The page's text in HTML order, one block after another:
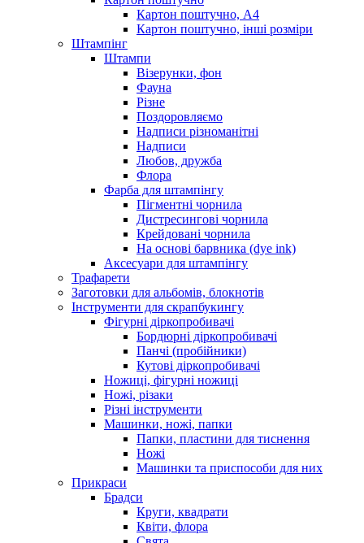
Картон поштучно, А4
Картон поштучно, інші розміри
Штампінг
Штампи
Візерунки, фон
Фауна
Різне
Поздоровляємо
Надписи різноманітні
Надписи
Любов, дружба
Флора
Фарба для штампінгу
Пігментні чорнила
Дистресингові чорнила
Крейдовані чорнила
На основі барвника (dye ink)
Аксесуари для штампінгу
Трафарети
Заготовки для альбомів, блокнотів
Інструменти для скрапбукингу
Фігурні діркопробивачі
Бордюрні діркопробивачі
Панчі (пробійники)
Кутові діркопробивачі
Ножиці, фігурні ножиці
Ножі, різаки
Різні інструменти
Машинки, ножі, папки
Папки, пластини для тиснення
Ножі
Машинки та приспособи для них
Прикраси
Брадси
Круги, квадрати
Квіти, флора